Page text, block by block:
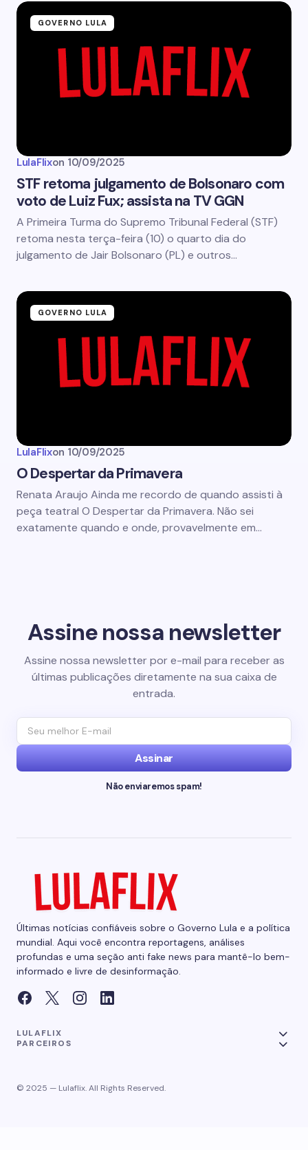
GOVERNO LULA
LulaFlixon 10/09/2025
STF retoma julgamento de Bolsonaro com
voto de Luiz Fux; assista na TV GGN
A Primeira Turma do Supremo Tribunal Federal (STF)
retoma nesta terça-feira (10) o quarto dia do
julgamento de Jair Bolsonaro (PL) e outros…
GOVERNO LULA
LulaFlixon 10/09/2025
O Despertar da Primavera
Renata Araujo Ainda me recordo de quando assisti à
peça teatral O Despertar da Primavera. Não sei
exatamente quando e onde, provavelmente em…
Assine nossa newsletter
Assine nossa newsletter por e-mail para receber as
últimas publicações diretamente na sua caixa de
entrada.
Assinar
Não enviaremos spam!
Últimas notícias confiáveis sobre o Governo Lula e a política
mundial. Aqui você encontra reportagens, análises
profundas e uma seção anti fake news para mantê-lo bem-
informado e livre de desinformação.
LULAFLIX
PARCEIROS
© 2025 — Lulaflix. All Rights Reserved.